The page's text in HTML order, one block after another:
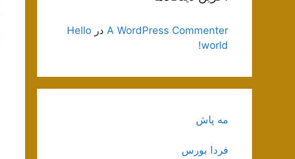
A WordPress Commenter در Hello
world!
مه پاش
فردا بورس